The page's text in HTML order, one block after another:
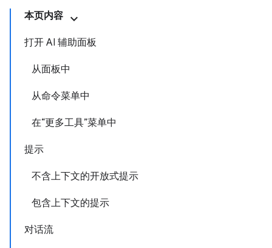
本页内容
打开 AI 辅助面板
从面板中
从命令菜单中
在“更多工具”菜单中
提示
不含上下文的开放式提示
包含上下文的提示
对话流